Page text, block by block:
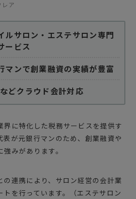
ア
ルサロン・エステサロン専門
ービス
マンで創業融資の実績が豊富
どクラウド会計対応
界に特化した税務サービスを提供す
表が元銀行マンのため、創業融資や
みがあります。
の連携により、サロン経営の会計業
トを行っています。（エステサロン